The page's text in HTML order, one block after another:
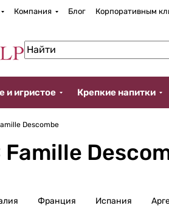
Компания Блог Корпоративным
и игристое Крепкие напитки
Descombe
Famille
Франция Испания